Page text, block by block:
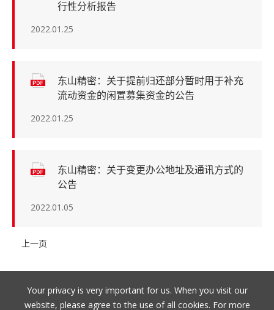
Your privacy is very important for us. When you visit our
website, please agree to the use of all cookies. For more
行性分析报告
2022.01.25
东山精密：关于提前归还部分暂时用于补充
流动资金的闲置募集资金的公告
2022.01.25
东山精密：关于变更办公地址及通讯方式的
公告
2022.01.05
上一页
EN/中文